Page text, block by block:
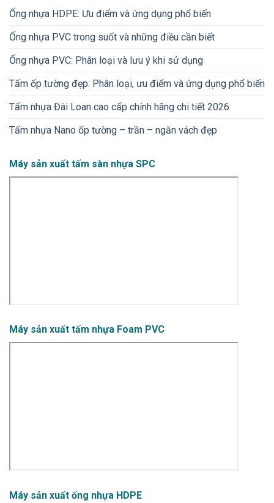
Ống nhựa HDPE: Ưu điểm và ứng dụng phổ biến
Ống nhựa PVC trong suốt và những điều cần biết
Ống nhựa PVC: Phân loại và lưu ý khi sử dụng
Tấm ốp tường đẹp: Phân loại, ưu điểm và ứng dụng phổ biến
Tấm nhựa Đài Loan cao cấp chính hãng chi tiết 2026
Tấm nhựa Nano ốp tường – trần – ngăn vách đẹp
Máy sản xuất tấm sàn nhựa SPC
Máy sản xuất tấm nhựa Foam PVC
Máy sản xuất ống nhựa HDPE